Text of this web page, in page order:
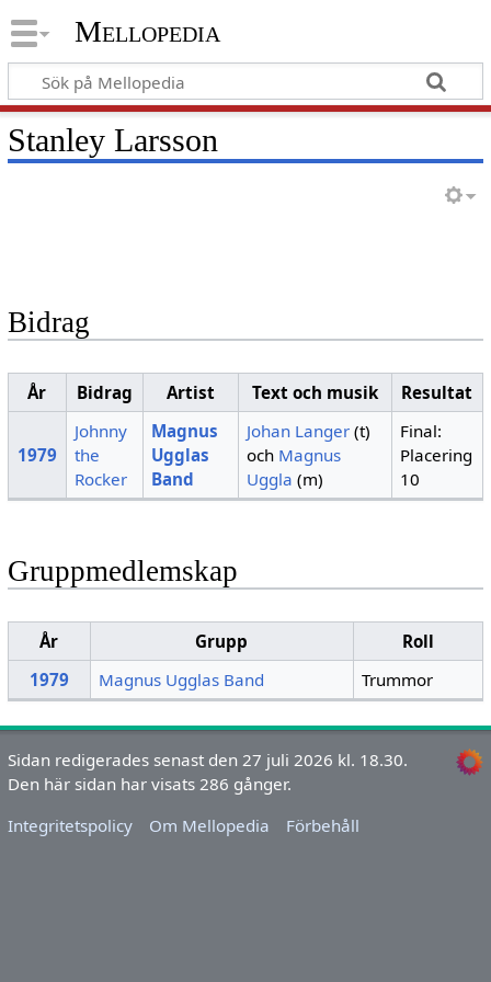
Mellopedia
Stanley Larsson
Bidrag
År Bidrag Artist Text och musik Resultat
1979
Johnny
the
Rocker
Magnus
Ugglas
Band
Johan Langer (t)
och Magnus
Uggla (m)
Final:
Placering
10
Gruppmedlemskap
År Grupp
Roll
1979
Magnus Ugglas Band Trummor
Sidan redigerades senast den 27 juli 2026 kl. 18.30.
Den här sidan har visats 286 gånger.
Integritetspolicy
Om Mellopedia Förbehåll